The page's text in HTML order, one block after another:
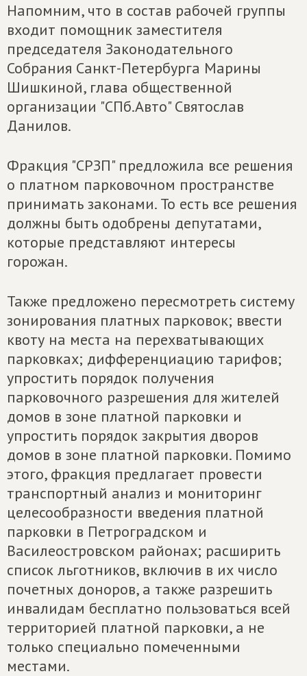
Напомним, что в состав рабочей группы
входит помощник заместителя
председателя Законодательного
Собрания Санкт-Петербурга Марины
Шишкиной, глава общественной
организации "СПб.Авто" Святослав
Данилов.
Фракция "СРЗП" предложила все решения
о платном парковочном пространстве
принимать законами. То есть все решения
должны быть одобрены депутатами,
которые представляют интересы
горожан.
Также предложено пересмотреть систему
зонирования платных парковок; ввести
квоту на места на перехватывающих
парковках; дифференциацию тарифов;
упростить порядок получения
парковочного разрешения для жителей
домов в зоне платной парковки и
упростить порядок закрытия дворов
домов в зоне платной парковки. Помимо
этого, фракция предлагает провести
транспортный анализ и мониторинг
целесообразности введения платной
парковки в Петроградском и
Василеостровском районах; расширить
список льготников, включив в их число
почетных доноров, а также разрешить
инвалидам бесплатно пользоваться всей
территорией платной парковки, а не
только специально помеченными
местами.